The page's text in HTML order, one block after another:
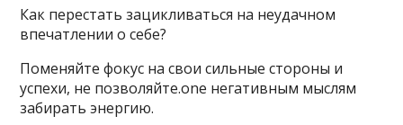
Как перестать зацикливаться на неудачном
впечатлении о себе?
Поменяйте фокус на свои сильные стороны и
успехи, не позволяйте.one негативным мыслям
забирать энергию.